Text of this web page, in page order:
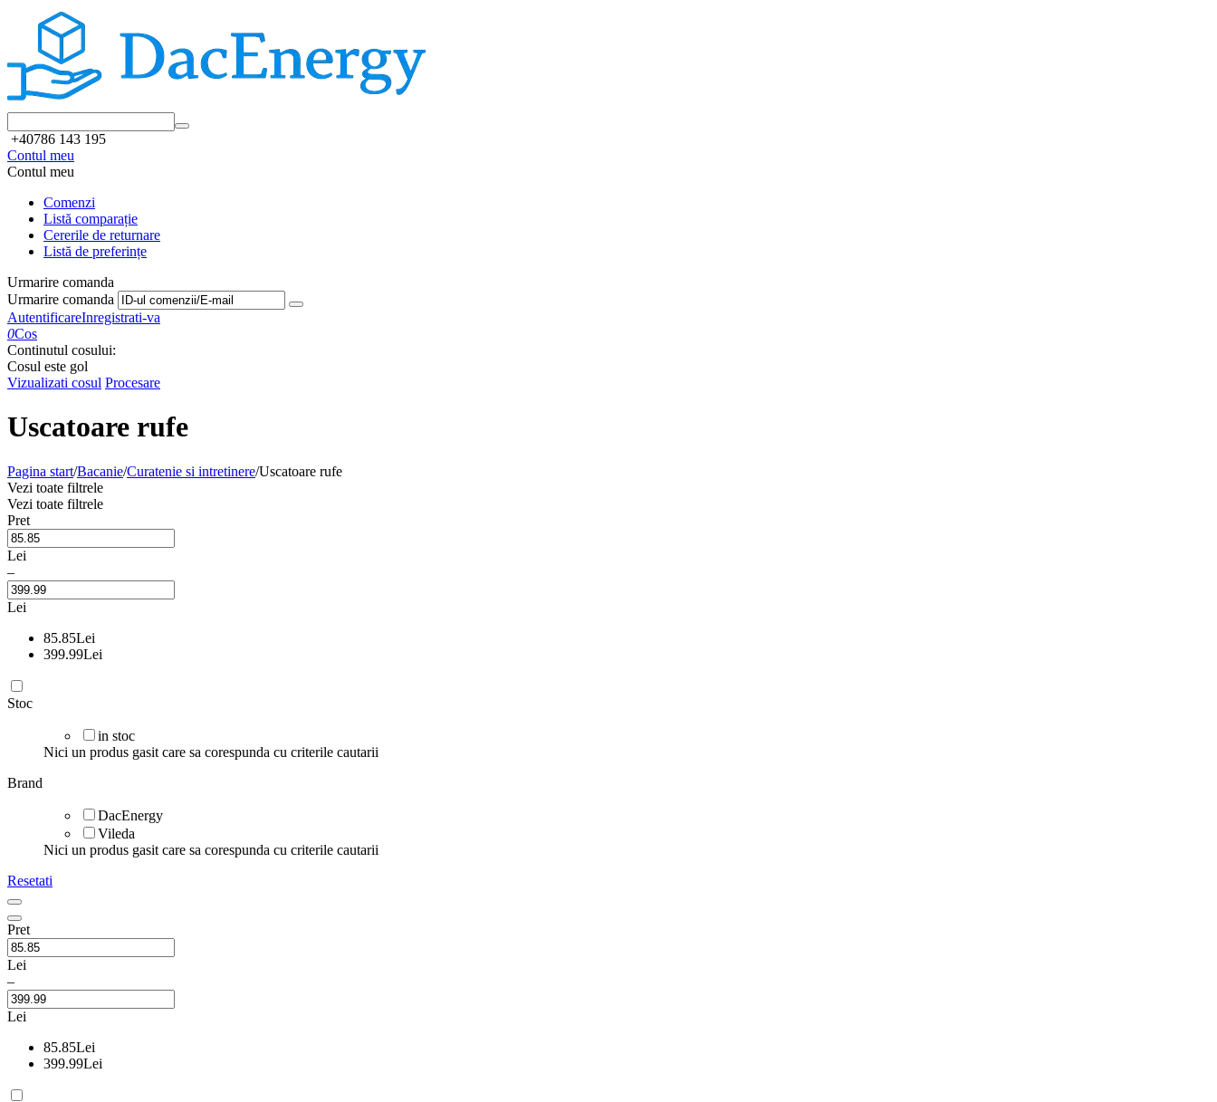
+40786 143 195
Contul meu
Contul meu
Comenzi
Listă comparație
Cererile de returnare
Listă de preferințe
Urmarire comanda
Urmarire comanda
AutentificareInregistrati-va
0Cos
Continutul cosului:
Cosul este gol
Vizualizati cosul Procesare
Uscatoare rufe
Pagina start/Bacanie/Curatenie si intretinere/Uscatoare rufe
Vezi toate filtrele
Vezi toate filtrele
Pret
Lei
–
Lei
85.85Lei
399.99Lei
Stoc
in stoc
Nici un produs gasit care sa corespunda cu criterile cautarii
Brand
DacEnergy
Vileda
Nici un produs gasit care sa corespunda cu criterile cautarii
Resetati
Pret
Lei
–
Lei
85.85Lei
399.99Lei